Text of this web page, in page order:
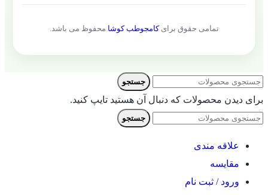
تمامی حقوق برایکامجوطب کوشا محفوظ می باشد.
جستجو
برای دیدن محصولات که دنبال آن هستید تایپ کنید.
جستجو
علاقه مندی
مقایسه
ورود / ثبت نام